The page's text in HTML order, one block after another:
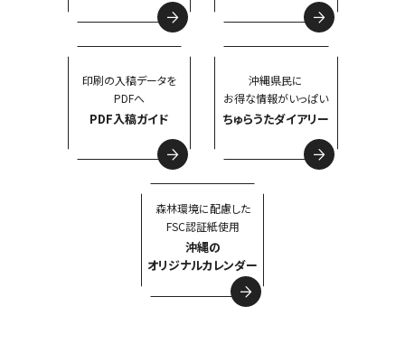
印刷の入稿データを
PDFへ
PDF入稿ガイド
沖縄県民に
お得な情報がいっぱい
ちゅらうたダイアリー
森林環境に配慮した
FSC認証紙使用
沖縄の
オリジナルカレンダー